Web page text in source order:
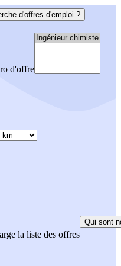
d'offres d'emploi ?
d'offre
la liste des offres
Qui sont